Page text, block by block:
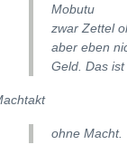
Mobutu
zwar Zettel
aber eben
Geld. Das ist
ohne Macht.